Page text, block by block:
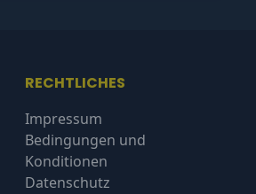
RECHTLICHES
Impressum
Bedingungen und
Konditionen
Datenschutz